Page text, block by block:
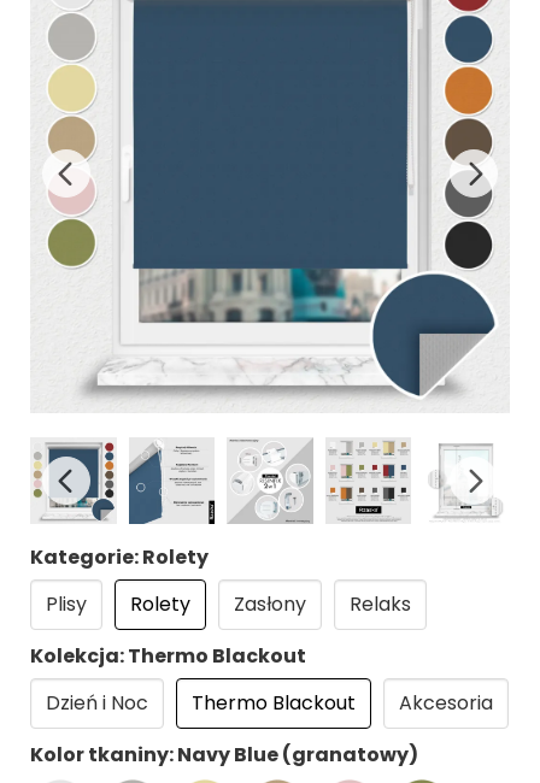
Kategorie: Rolety
Plisy
Rolety Zasłony
Relaks
Kolekcja: Thermo Blackout
Dzień i Noc
Thermo Blackout
Akcesoria
Kolor tkaniny: Navy Blue (granatowy)